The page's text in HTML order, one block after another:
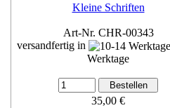
Kleine Schriften
Art-Nr. CHR-00343
versandfertig in
Werktage
35,00 €